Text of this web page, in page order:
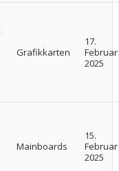
Grafikkarten
17.
Februar
2025
Mainboards
15.
Februar
2025